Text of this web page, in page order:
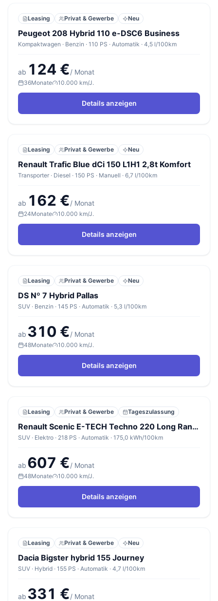
Leasing Privat & Gewerbe Neu
Peugeot 208 Hybrid 110 e-DSC6 Business
Kompaktwagen · Benzin · 110 PS · Automatik · 4,5 l/100km
ab 124 €/ Monat
36Monate 10.000 km/J.
Details anzeigen
Leasing Privat & Gewerbe Neu
Renault Trafic Blue dCi 150 L1H1 2,8t Komfort
Transporter · Diesel · 150 PS · Manuell · 6,7 l/100km
ab 162 €/ Monat
24Monate 10.000 km/J.
Details anzeigen
Leasing Privat & Gewerbe Neu
DS Nº 7 Hybrid Pallas
SUV · Benzin · 145 PS · Automatik · 5,3 l/100km
ab 310 €/ Monat
48Monate 10.000 km/J.
Details anzeigen
Leasing Privat & Gewerbe Tageszulassung
Renault Scenic E-TECH Techno 220 Long Range
SUV · Elektro · 218 PS · Automatik · 175,0 kWh/100km
ab 607 €/ Monat
48Monate 10.000 km/J.
Details anzeigen
Leasing Privat & Gewerbe Neu
Dacia Bigster hybrid 155 Journey
SUV · Hybrid · 155 PS · Automatik · 4,7 l/100km
ab 331 €/ Monat